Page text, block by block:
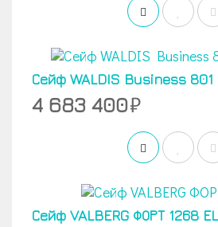
Сейф WALDIS Business
4 683 400
Сейф VALBERG ФОРТ 1268 EL